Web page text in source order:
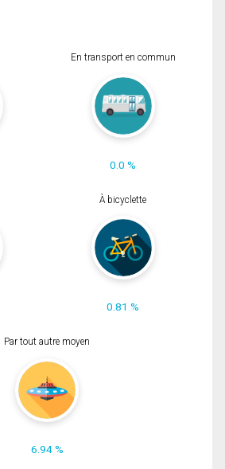
En transport en commun
0.0 %
À bicyclette
0.81 %
Par tout autre moyen
6.94 %